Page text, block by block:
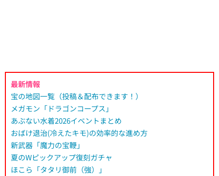
最新情報
宝の地図一覧（投稿＆配布できます！）
メガモン「ドラゴンコープス」
あぶない水着2026イベントまとめ
おばけ退治(冷えたキモ)の効率的な進め方
新武器「魔力の宝鞭」
夏のWピックアップ復刻ガチャ
ほこら「タタリ御前（強）」